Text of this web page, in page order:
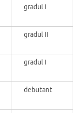
gradul I
gradul II
gradul I
debutant